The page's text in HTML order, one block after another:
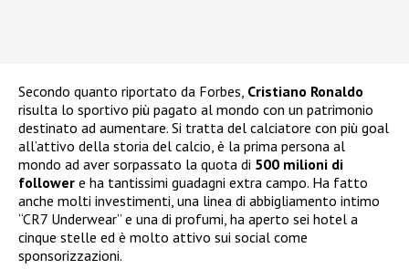
Secondo quanto riportato da Forbes, Cristiano Ronaldo
risulta lo sportivo più pagato al mondo con un patrimonio
destinato ad aumentare. Si tratta del calciatore con più goal
all’attivo della storia del calcio, è la prima persona al
mondo ad aver sorpassato la quota di 500 milioni di
follower e ha tantissimi guadagni extra campo. Ha fatto
anche molti investimenti, una linea di abbigliamento intimo
“CR7 Underwear” e una di profumi, ha aperto sei hotel a
cinque stelle ed è molto attivo sui social come
sponsorizzazioni.